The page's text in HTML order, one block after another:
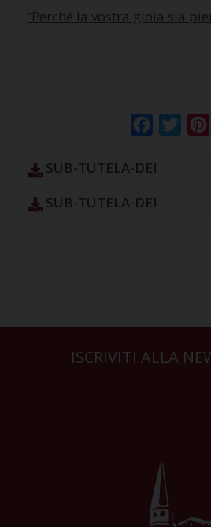
“Perché la vostra gioia sia
Facebook
SUB-TUTELA-DEI
SUB-TUTELA-DEI
ISCRIVITI ALLA